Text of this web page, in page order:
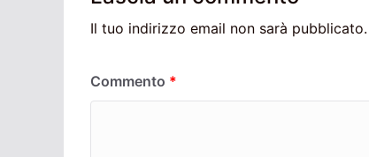
Il tuo indirizzo email non sarà pubblicato.
Commento *